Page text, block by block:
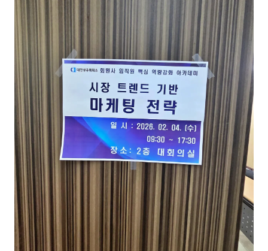
전승빈
조안나
조은아
진나하
최지혜
홍은표
후기
대면교육 후기